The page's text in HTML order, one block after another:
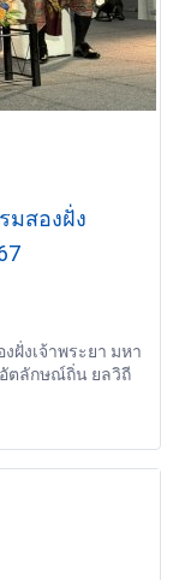
มสองฝั่ง
งเจ้าพระยา มหา
ตลักษณ์ถิ่น ยลวิถี